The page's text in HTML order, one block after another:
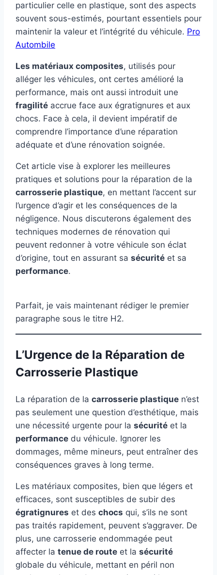
particulier celle en plastique, sont des aspects
souvent sous-estimés, pourtant essentiels pour
maintenir la valeur et l’intégrité du véhicule. Pro
Autombile
Les matériaux composites, utilisés pour
alléger les véhicules, ont certes amélioré la
performance, mais ont aussi introduit une
fragilité accrue face aux égratignures et aux
chocs. Face à cela, il devient impératif de
comprendre l’importance d’une réparation
adéquate et d’une rénovation soignée.
Cet article vise à explorer les meilleures
pratiques et solutions pour la réparation de la
carrosserie plastique, en mettant l’accent sur
l’urgence d’agir et les conséquences de la
négligence. Nous discuterons également des
techniques modernes de rénovation qui
peuvent redonner à votre véhicule son éclat
d’origine, tout en assurant sa sécurité et sa
performance.
Parfait, je vais maintenant rédiger le premier
paragraphe sous le titre H2.
L’Urgence de la Réparation de
Carrosserie Plastique
La réparation de la carrosserie plastique n’est
pas seulement une question d’esthétique, mais
une nécessité urgente pour la sécurité et la
performance du véhicule. Ignorer les
dommages, même mineurs, peut entraîner des
conséquences graves à long terme.
Les matériaux composites, bien que légers et
efficaces, sont susceptibles de subir des
égratignures et des chocs qui, s’ils ne sont
pas traités rapidement, peuvent s’aggraver. De
plus, une carrosserie endommagée peut
affecter la tenue de route et la sécurité
globale du véhicule, mettant en péril non